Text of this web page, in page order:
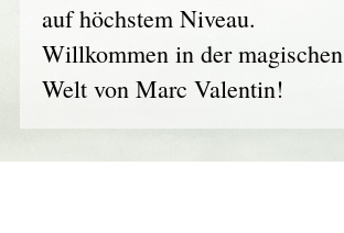
auf höchstem Niveau.
Willkommen in der magischen
Welt von Marc Valentin!